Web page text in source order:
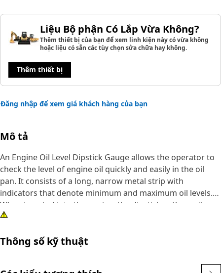
Liệu Bộ phận Có Lắp Vừa Không?
Thêm thiết bị của bạn để xem linh kiện này có vừa không
hoặc liệu có sẵn các tùy chọn sửa chữa hay không.
Thêm thiết bị
Đăng nhập để xem giá khách hàng của bạn
Mô tả
An Engine Oil Level Dipstick Gauge allows the operator to
check the level of engine oil quickly and easily in the oil
pan. It consists of a long, narrow metal strip with
indicators that denote minimum and maximum oil levels.
When inserted into the engine, the dipstick gathers oil,
allowing operators to visually inspect the oil level against
the engine has sufficient lubrication for proper operation.
Thông số kỹ thuật